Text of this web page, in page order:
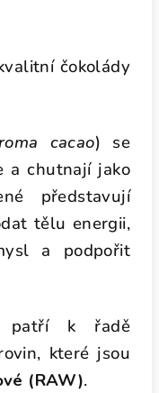
čokolády
cacao) se
a chutnají jako
představují
tělu energii,
a podpořit
patří k řadě
které jsou
(RAW).